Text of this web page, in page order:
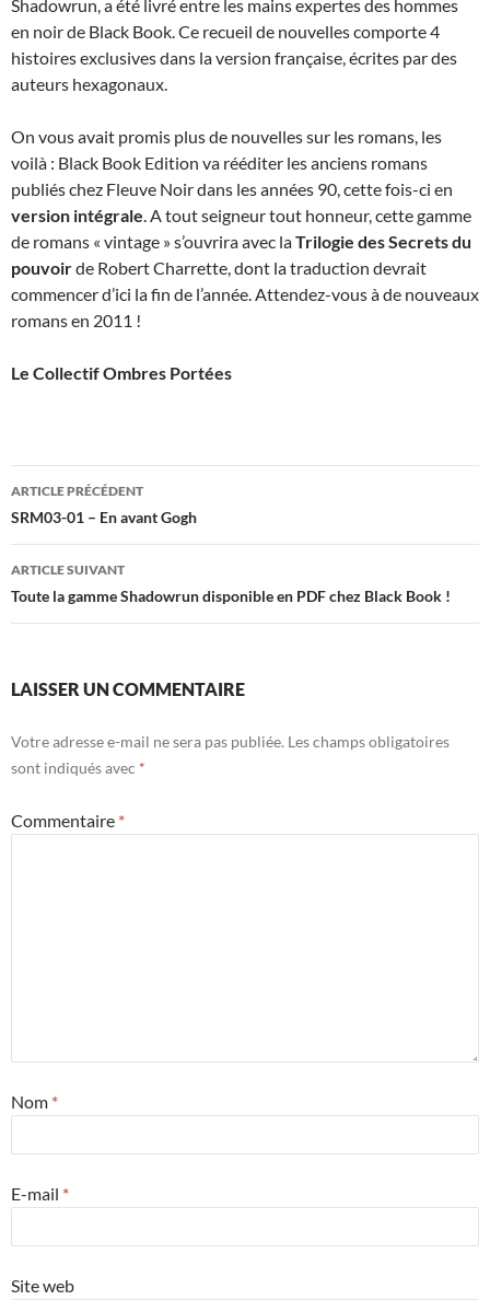
Shadowrun, a été livré entre les mains expertes des hommes
en noir de Black Book. Ce recueil de nouvelles comporte 4
histoires exclusives dans la version française, écrites par des
auteurs hexagonaux.
On vous avait promis plus de nouvelles sur les romans, les
voilà : Black Book Edition va rééditer les anciens romans
publiés chez Fleuve Noir dans les années 90, cette fois-ci en
version intégrale. A tout seigneur tout honneur, cette gamme
de romans « vintage » s’ouvrira avec laTrilogie des Secrets du
pouvoirde Robert Charrette, dont la traduction devrait
commencer d’ici la fin de l’année. Attendez-vous à de nouveaux
romans en 2011 !
Le Collectif Ombres Portées
Navigation
des
articles
ARTICLE PRÉCÉDENT
SRM03-01 – En avant Gogh
ARTICLE SUIVANT
Toute la gamme Shadowrun disponible en PDF chez Black Book !
LAISSER UN COMMENTAIRE
Votre adresse e-mail ne sera pas publiée. Les champs obligatoires
sont indiqués avec *
Commentaire *
Nom *
E-mail *
Site web